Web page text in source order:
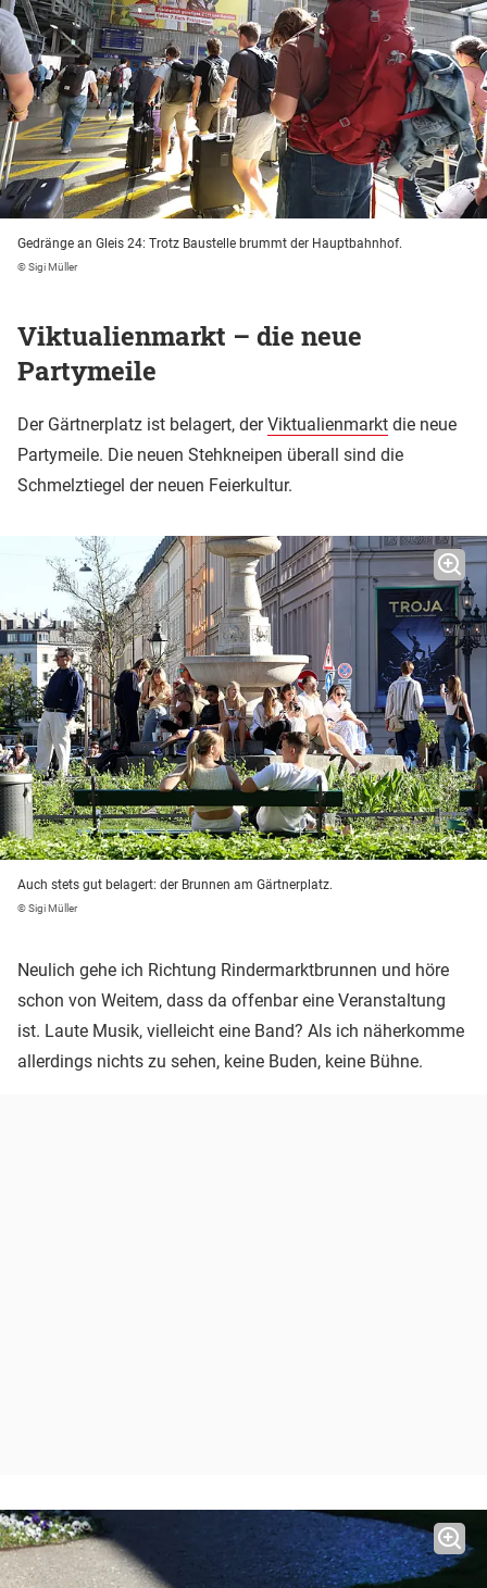
Gedränge an Gleis 24: Trotz Baustelle brummt der Hauptbahnhof.
© Sigi Müller
Viktualienmarkt – die neue
Partymeile
Der Gärtnerplatz ist belagert, derViktualienmarkt die neue
Partymeile. Die neuen Stehkneipen überall sind die
Schmelztiegel der neuen Feierkultur.
Auch stets gut belagert: der Brunnen am Gärtnerplatz.
© Sigi Müller
Neulich gehe ich Richtung Rindermarktbrunnen und höre
schon von Weitem, dass da offenbar eine Veranstaltung
ist. Laute Musik, vielleicht eine Band? Als ich näherkomme
allerdings nichts zu sehen, keine Buden, keine Bühne.